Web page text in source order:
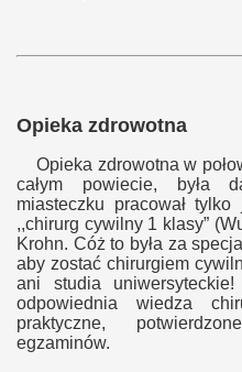
Opieka zdrowotna
Opieka zdrowotna w
całym powiecie, była
miasteczku pracował
,,chirurg cywilny 1 klasy”
Krohn. Cóż to była za
aby zostać chirurgiem
ani studia
odpowiednia wiedza
praktyczne,
egzaminów.